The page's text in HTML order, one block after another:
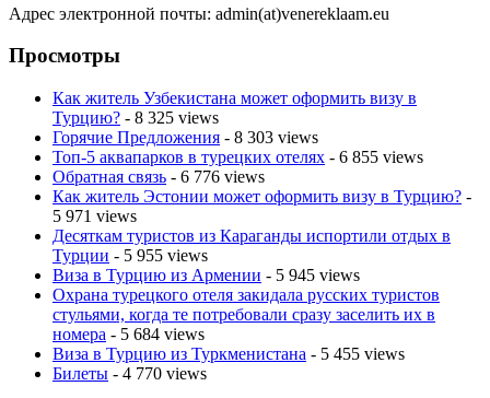
Адрес электронной почты: admin(at)venereklaam.eu
Просмотры
Как житель Узбекистана может оформить визу в
Турцию? - 8 325 views
Горячие Предложения - 8 303 views
Топ-5 аквапарков в турецких отелях - 6 855 views
Обратная связь - 6 776 views
Как житель Эстонии может оформить визу в Турцию? -
5 971 views
Десяткам туристов из Караганды испортили отдых в
Турции - 5 955 views
Виза в Турцию из Армении - 5 945 views
Охрана турецкого отеля закидала русских туристов
стульями, когда те потребовали сразу заселить их в
номера - 5 684 views
Виза в Турцию из Туркменистана - 5 455 views
Билеты - 4 770 views